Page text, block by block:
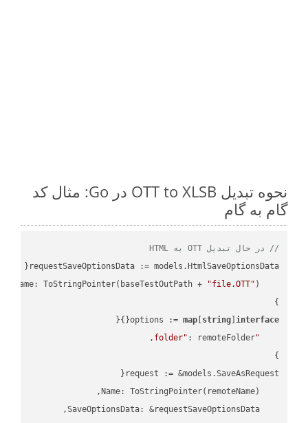
نحوه تبدیل OTT to XLSB در Go: مثال کد
گام به گام
// در حال تبدیل OTT به HTML
"file.OTT"
options := map[ string] interface
"folder"